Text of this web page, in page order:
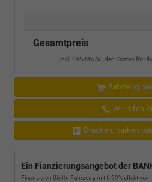
Gesamtpreis
incl. 19% MwSt., den Kosten für
Fahrzeug
Wir rufen
Drucken, parken
Ein Fianzierungsangebot der
Finanzieren Sie Ihr Fahrzeug mit 6,99%